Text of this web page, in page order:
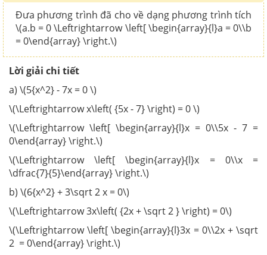
Đưa phương trình đã cho về dạng phương trình tích
\(a.b = 0 \Leftrightarrow \left[ \begin{array}{l}a = 0\\b
= 0\end{array} \right.\)
Lời giải chi tiết
a) \(5{x^2} - 7x = 0 \)
\(\Leftrightarrow x\left( {5x - 7} \right) = 0 \)
\(\Leftrightarrow \left[ \begin{array}{l}x = 0\\5x - 7 =
0\end{array} \right.\)
\(\Leftrightarrow \left[ \begin{array}{l}x = 0\\x =
\dfrac{7}{5}\end{array} \right.\)
b) \(6{x^2} + 3\sqrt 2 x = 0\)
\(\Leftrightarrow 3x\left( {2x + \sqrt 2 } \right) = 0\)
\(\Leftrightarrow \left[ \begin{array}{l}3x = 0\\2x + \sqrt
2 = 0\end{array} \right.\)